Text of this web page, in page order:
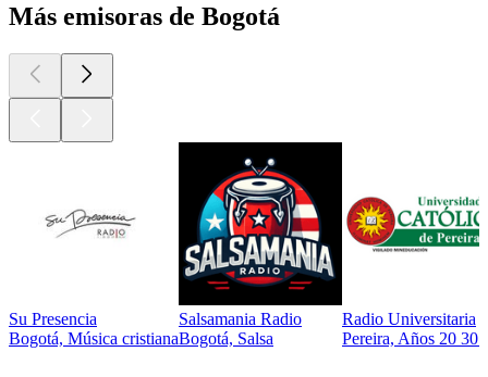
Más emisoras de Bogotá
Su Presencia
Bogotá, Música cristiana
Salsamania Radio
Bogotá, Salsa
Radio Universitaria
Pereira, Años 20 30